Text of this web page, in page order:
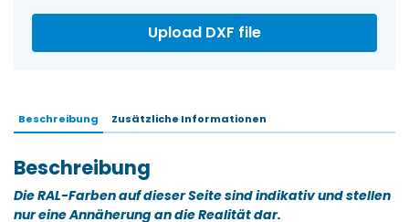
Upload DXF file
Beschreibung Zusätzliche Informationen
Beschreibung
Die RAL-Farben auf dieser Seite sind indikativ und stellen
nur eine Annäherung an die Realität dar.